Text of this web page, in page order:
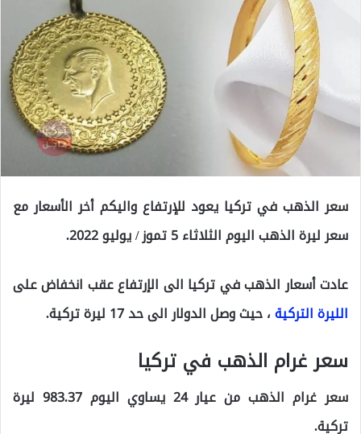
سعر الذهب في تركيا يعود للإرتفاع واليكم أخر الأسعار مع
سعر ليرة الذهب اليوم الثلاثاء 5 تموز / يوليو 2022.
عادت أسعار الذهب في تركيا الى الإرتفاع عقب انخفاض على
الليرة التركية، حيث وصل الدولار الى حد 17 ليرة تركية.
سعر غرام الذهب في تركيا
سعر غرام الذهب من عيار 24 يساوي اليوم 983.37 ليرة
تركية.